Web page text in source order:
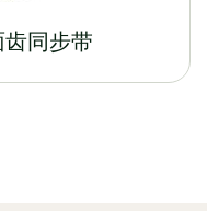
同步带